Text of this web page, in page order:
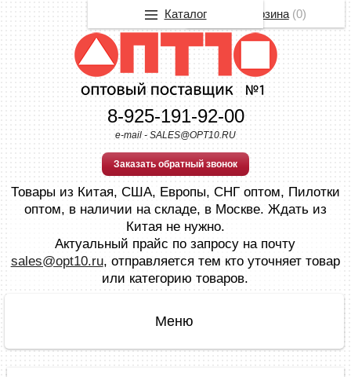
8-925-191-92-00
e-mail - SALES@OPT10.RU
Заказать обратный звонок
Товары из Китая, США, Европы, СНГ оптом, Пилотки
оптом, в наличии на складе, в Москве. Ждать из
Китая не нужно.
Актуальный прайс по запросу на почту
sales@opt10.ru, отправляется тем кто уточняет товар
или категорию товаров.
Корзина(0)
Каталог